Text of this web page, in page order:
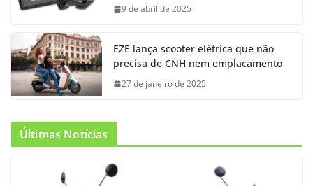
9 de abril de 2025
EZE lança scooter elétrica que não
precisa de CNH nem emplacamento
27 de janeiro de 2025
Últimas Notícias